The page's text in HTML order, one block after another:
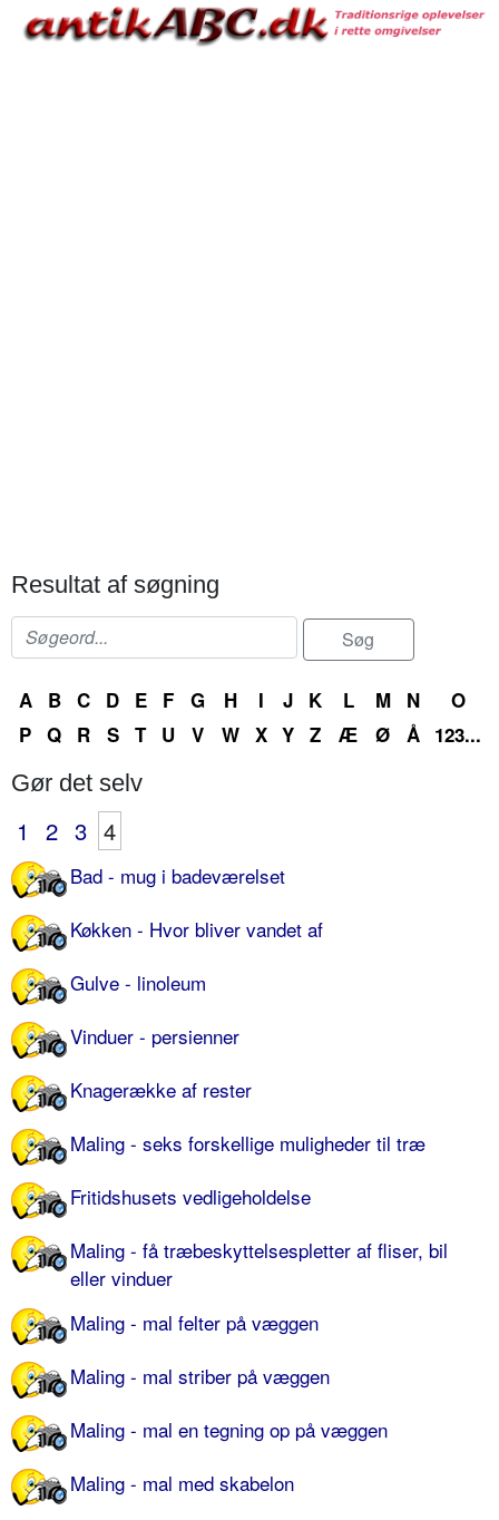
Resultat af søgning
A B C D E F G H I J K L M N
O
P Q R S T U V W X Y Z Æ Ø Å 123...
Gør det selv
1 2 3 4
Bad - mug i badeværelset
Køkken - Hvor bliver vandet af
Gulve - linoleum
Vinduer - persienner
Knagerække af rester
Maling - seks forskellige muligheder til træ
Fritidshusets vedligeholdelse
Maling - få træbeskyttelsespletter af fliser, bil
eller vinduer
Maling - mal felter på væggen
Maling - mal striber på væggen
Maling - mal en tegning op på væggen
Maling - mal med skabelon